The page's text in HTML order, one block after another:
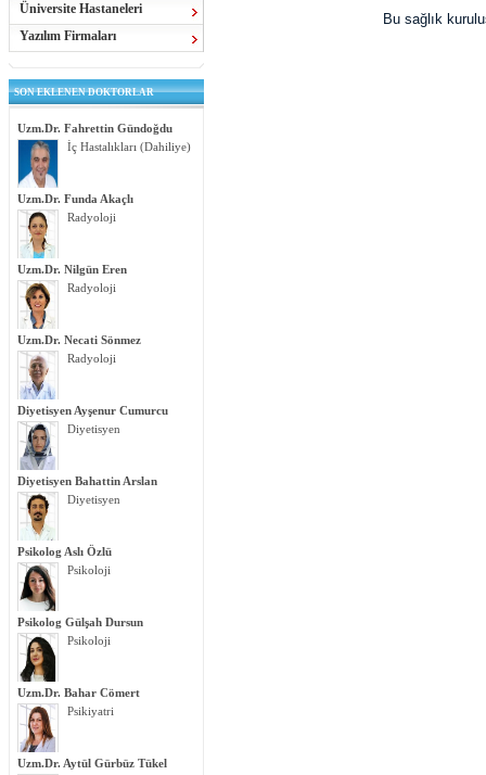
Üniversite Hastaneleri
Yazılım Firmaları
SON EKLENEN DOKTORLAR
Uzm.Dr. Fahrettin Gündoğdu
İç Hastalıkları (Dahiliye)
Uzm.Dr. Funda Akaçlı
Radyoloji
Uzm.Dr. Nilgün Eren
Radyoloji
Uzm.Dr. Necati Sönmez
Radyoloji
Diyetisyen Ayşenur Cumurcu
Diyetisyen
Diyetisyen Bahattin Arslan
Diyetisyen
Psikolog Aslı Özlü
Psikoloji
Psikolog Gülşah Dursun
Psikoloji
Uzm.Dr. Bahar Cömert
Psikiyatri
Uzm.Dr. Aytül Gürbüz Tükel
Bu sağlık